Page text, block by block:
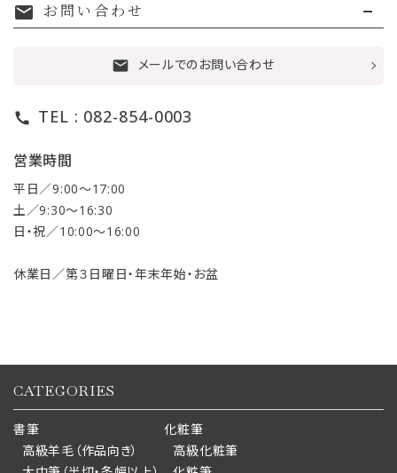
mail お問い合わせ
mail メールでのお問い合わせ
call TEL : 082-854-0003
営業時間
平日／9:00〜17:00
土／9:30〜16:30
日・祝／10:00〜16:00
休業日／第３日曜日・年末年始・お盆
CATEGORIES
書筆
高級羊毛（作品向き）
化粧筆
高級化粧筆